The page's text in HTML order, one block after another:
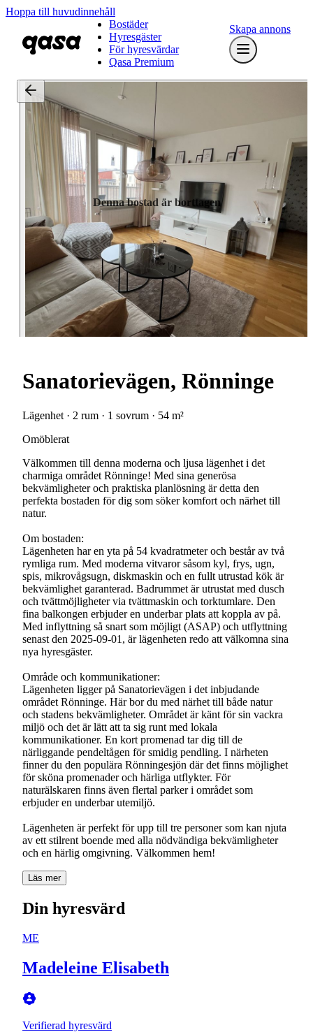
Hoppa till huvudinnehåll
Bostäder
Hyresgäster
För hyresvärdar
Qasa Premium
Skapa annons
Denna bostad är borttagen
Sanatorievägen, Rönninge
Lägenhet · 2 rum · 1 sovrum · 54 m²
Omöblerat
Välkommen till denna moderna och ljusa lägenhet i det
charmiga området Rönninge! Med sina generösa
bekvämligheter och praktiska planlösning är detta den
perfekta bostaden för dig som söker komfort och närhet till
natur.
Om bostaden:
Lägenheten har en yta på 54 kvadratmeter och består av två
rymliga rum. Med moderna vitvaror såsom kyl, frys, ugn,
spis, mikrovågsugn, diskmaskin och en fullt utrustad kök är
bekvämlighet garanterad. Badrummet är utrustat med dusch
och tvättmöjligheter via tvättmaskin och torktumlare. Den
fina balkongen erbjuder en underbar plats att koppla av på.
Med inflyttning så snart som möjligt (ASAP) och utflyttning
senast den 2025-09-01, är lägenheten redo att välkomna sina
nya hyresgäster.
Område och kommunikationer:
Lägenheten ligger på Sanatorievägen i det inbjudande
området Rönninge. Här bor du med närhet till både natur
och stadens bekvämligheter. Området är känt för sin vackra
miljö och det är lätt att ta sig runt med lokala
kommunikationer. En kort promenad tar dig till de
närliggande pendeltågen för smidig pendling. I närheten
finner du den populära Rönningesjön där det finns möjlighet
för sköna promenader och härliga utflykter. För
naturälskaren finns även flertal parker i området som
erbjuder en underbar utemiljö.
Lägenheten är perfekt för upp till tre personer som kan njuta
av ett stilrent boende med alla nödvändiga bekvämligheter
och en härlig omgivning. Välkommen hem!
Läs mer
Din hyresvärd
ME
Madeleine Elisabeth
Verifierad hyresvärd